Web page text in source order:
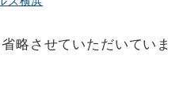
略させていただいていま